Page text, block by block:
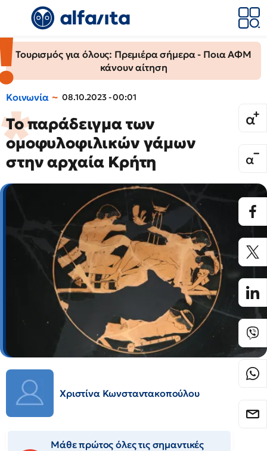
Τουρισμός για όλους: Πρεμιέρα σήμερα - Ποια ΑΦΜ
κάνουν αίτηση
Κοινωνία 08.10.2023 - 00:01
Το παράδειγμα των
ομοφυλοφιλικών γάμων
στην αρχαία Κρήτη
Χριστίνα Κωνσταντακοπούλου
Μάθε πρώτος όλες τις σημαντικές